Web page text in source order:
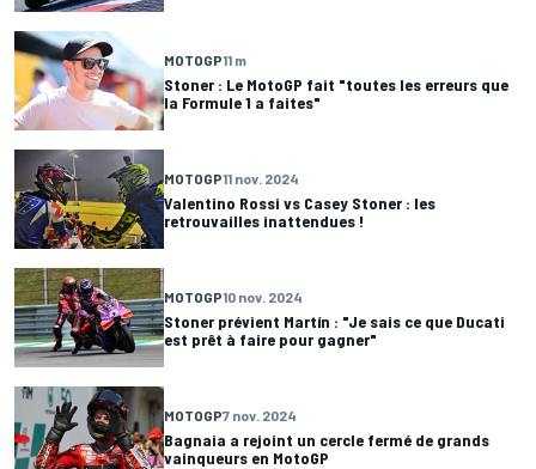
MOTOGP11 m
Stoner : Le MotoGP fait "toutes les erreurs que
la Formule 1 a faites"
MOTOGP11 nov. 2024
Valentino Rossi vs Casey Stoner : les
retrouvailles inattendues !
MOTOGP10 nov. 2024
Stoner prévient Martín : "Je sais ce que Ducati
est prêt à faire pour gagner"
MOTOGP7 nov. 2024
Bagnaia a rejoint un cercle fermé de grands
vainqueurs en MotoGP